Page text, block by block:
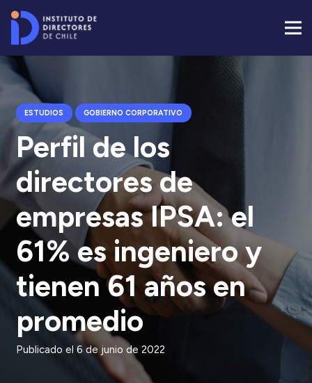
ESTUDIOS GOBIERNO CORPORATIVO
Perfil de los
directores de
empresas IPSA: el
61% es ingeniero y
tienen 61 años en
promedio
Publicado el 6 de junio de 2022